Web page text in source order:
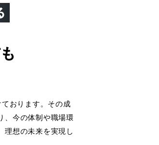
おります。その成
、今の体制や職場環
理想の未来を実現し